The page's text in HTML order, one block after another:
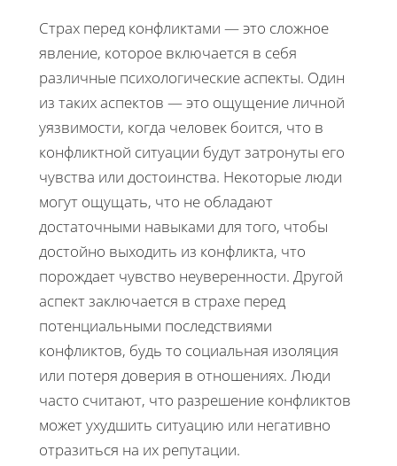
Страх перед конфликтами — это сложное
явление, которое включается в себя
различные психологические аспекты. Один
из таких аспектов — это ощущение личной
уязвимости, когда человек боится, что в
конфликтной ситуации будут затронуты его
чувства или достоинства. Некоторые люди
могут ощущать, что не обладают
достаточными навыками для того, чтобы
достойно выходить из конфликта, что
порождает чувство неуверенности. Другой
аспект заключается в страхе перед
потенциальными последствиями
конфликтов, будь то социальная изоляция
или потеря доверия в отношениях. Люди
часто считают, что разрешение конфликтов
может ухудшить ситуацию или негативно
отразиться на их репутации.